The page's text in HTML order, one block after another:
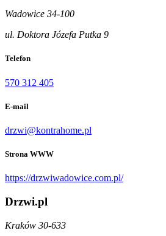
Wadowice 34-100
ul. Doktora Józefa Putka 9
Telefon
570 312 405
E-mail
drzwi@kontrahome.pl
Strona WWW
https://drzwiwadowice.com.pl/
Drzwi.pl
Kraków 30-633